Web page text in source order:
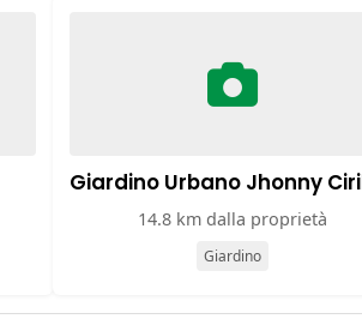
Giardino Urbano Jhonny
14.8 km dalla proprietà
Giardino